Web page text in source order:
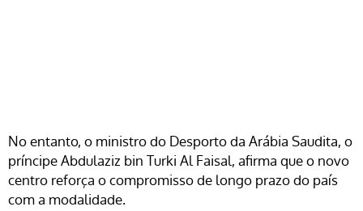
No entanto, o ministro do Desporto da Arábia Saudita, o
príncipe Abdulaziz bin Turki Al Faisal, afirma que o novo
centro reforça o compromisso de longo prazo do país
com a modalidade.